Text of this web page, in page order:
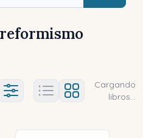
Buscar
reformismo
z) Título (z-a)
Ajustes abierto
Cargando
libros...